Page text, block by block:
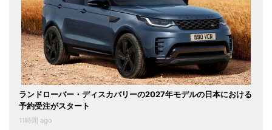
ランドローバー・ディスカバリーの2027年モデルの日本における
予約受注がスタート
11時間 ago